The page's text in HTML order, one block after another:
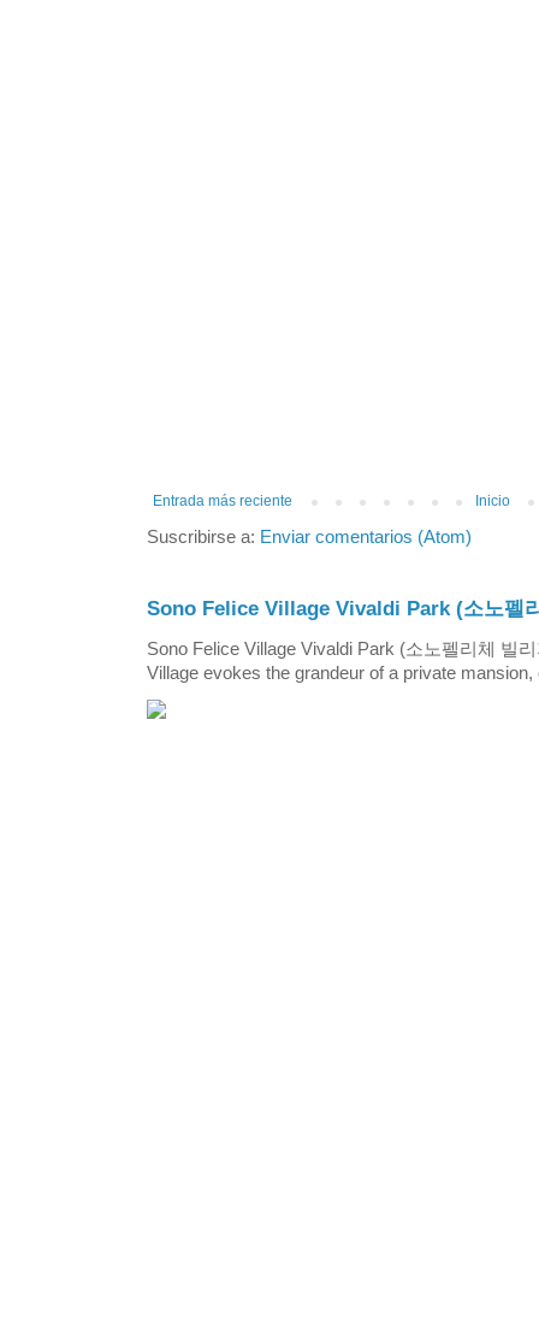
Entrada más reciente Inicio
Suscribirse a: Enviar comentarios (Atom)
Sono Felice Village Vivaldi Park (소노펠
Sono Felice Village Vivaldi Park (소노펠리체 빌
Village evokes the grandeur of a private